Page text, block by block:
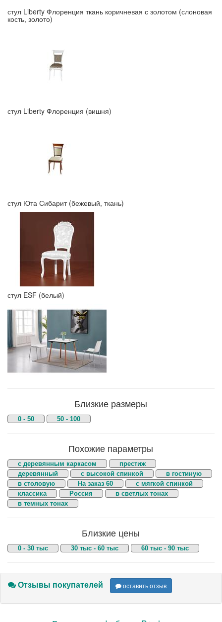
стул Liberty Флоренция ткань коричневая с золотом (слоновая
кость, золото)
стул Liberty Флоренция (вишня)
стул Юта Сибарит (бежевый, ткань)
стул ESF (белый)
Близкие размеры
0 - 50 50 - 100
Похожие параметры
с деревянным каркасом
престиж
деревянный
с высокой спинкой
в гостиную
в столовую
На заказ 60
с мягкой спинкой
классика
Россия
в светлых тонах
в темных тонах
Близкие цены
0 - 30 тыс 30 тыс - 60 тыс 60 тыс - 90 тыс
Отзывы покупателей оставить отзыв